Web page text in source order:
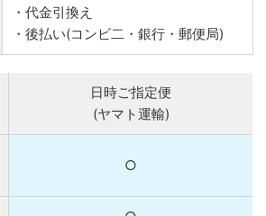
・代金引換え
・後払い(コンビ二・銀行・郵便局)
日時ご指定便
(ヤマト運輸)
○